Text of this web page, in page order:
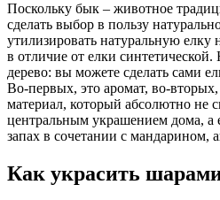
Поскольку бык – животное
сделать выбор в пользу
утилизировать натуральную елку
в отличие от елки синтетической.
дерево: вы можете сделать сами
Во-первых, это аромат, во-
материал, который абсолютно не
центральным украшением дома, а
запах в сочетании с мандарином,
Как украсить